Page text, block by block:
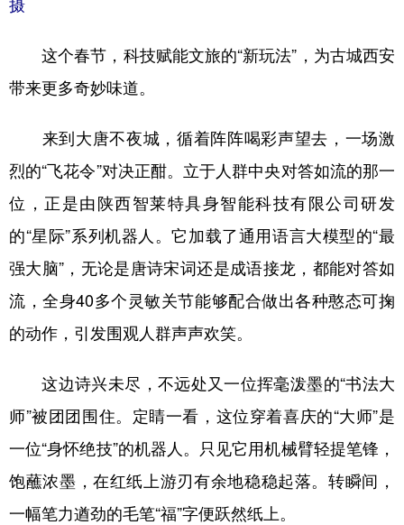
这个春节，科技赋能文旅的“新玩法”，为古城西安
带来更多奇妙味道。
来到大唐不夜城，循着阵阵喝彩声望去，一场激
烈的“飞花令”对决正酣。立于人群中央对答如流的那一
位，正是由陕西智莱特具身智能科技有限公司研发
的“星际”系列机器人。它加载了通用语言大模型的“最
强大脑”，无论是唐诗宋词还是成语接龙，都能对答如
流，全身40多个灵敏关节能够配合做出各种憨态可掬
的动作，引发围观人群声声欢笑。
这边诗兴未尽，不远处又一位挥毫泼墨的“书法大
师”被团团围住。定睛一看，这位穿着喜庆的“大师”是
一位“身怀绝技”的机器人。只见它用机械臂轻提笔锋，
饱蘸浓墨，在红纸上游刃有余地稳稳起落。转瞬间，
一幅笔力遒劲的毛笔“福”字便跃然纸上。